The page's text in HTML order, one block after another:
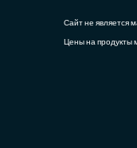
Сайт не является
Цены на продукты